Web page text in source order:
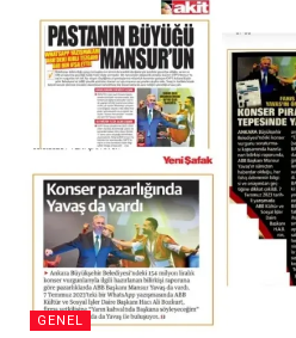
GENEL